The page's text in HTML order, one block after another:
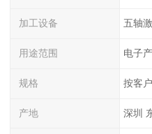
加工设备 五轴
用途范围 电子
规格 按客
产地 深圳